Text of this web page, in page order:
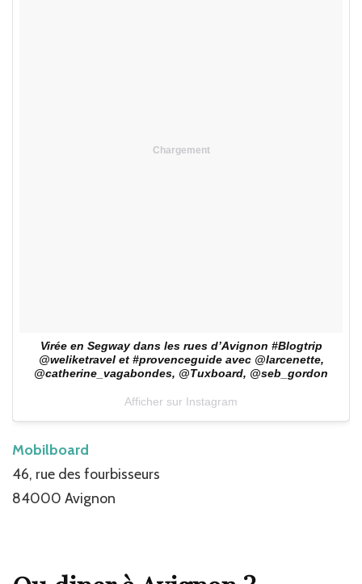
Chargement
Virée en Segway dans les rues d’Avignon #Blogtrip
@weliketravel et #provenceguide avec @larcenette,
@catherine_vagabondes, @Tuxboard, @seb_gordon
Afficher sur Instagram
Mobilboard
46, rue des fourbisseurs
84000 Avignon